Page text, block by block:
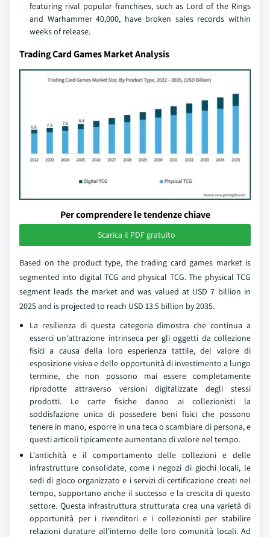
featuring rival popular franchises, such as Lord of the Rings
and Warhammer 40,000, have broken sales records within
weeks of release.
Trading Card Games Market Analysis
Per comprendere le tendenze chiave
Scarica il PDF gratuito
Based on the product type, the trading card games market is
segmented into digital TCG and physical TCG. The physical TCG
segment leads the market and was valued at USD 7 billion in
2025 and is projected to reach USD 13.5 billion by 2035.
La resilienza di questa categoria dimostra che continua a
esserci un'attrazione intrinseca per gli oggetti da collezione
fisici a causa della loro esperienza tattile, del valore di
esposizione visiva e delle opportunità di investimento a lungo
termine, che non possono mai essere completamente
riprodotte attraverso versioni digitalizzate degli stessi
prodotti. Le carte fisiche danno ai collezionisti la
soddisfazione unica di possedere beni fisici che possono
tenere in mano, esporre in una teca o scambiare di persona, e
questi articoli tipicamente aumentano di valore nel tempo.
L'antichità e il comportamento delle collezioni e delle
infrastrutture consolidate, come i negozi di giochi locali, le
sedi di gioco organizzato e i servizi di certificazione creati nel
tempo, supportano anche il successo e la crescita di questo
settore. Questa infrastruttura strutturata crea una varietà di
opportunità per i rivenditori e i collezionisti per stabilire
relazioni durature all'interno delle loro comunità locali. Ad